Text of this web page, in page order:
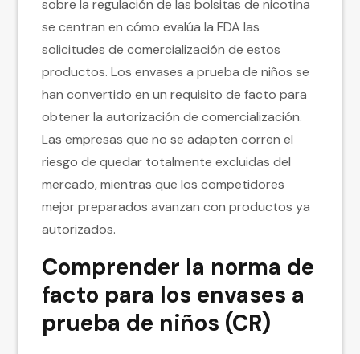
sobre la regulación de las bolsitas de nicotina
se centran en cómo evalúa la FDA las
solicitudes de comercialización de estos
productos. Los envases a prueba de niños se
han convertido en un requisito de facto para
obtener la autorización de comercialización.
Las empresas que no se adapten corren el
riesgo de quedar totalmente excluidas del
mercado, mientras que los competidores
mejor preparados avanzan con productos ya
autorizados.
Comprender la norma de
facto para los envases a
prueba de niños (CR)